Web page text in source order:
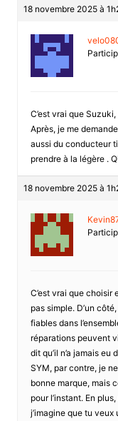
18 novembre 2025 à
C’est vrai que
Après, je me
aussi du conducteur
prendre à la légère .
18 novembre 2025 à
C’est vrai que choisir
pas simple. D’un
fiables dans
réparations peuvent
dit qu’il n’a jamais
SYM, par contre, je
bonne marque, mais
pour l’instant. En
j’imagine que tu